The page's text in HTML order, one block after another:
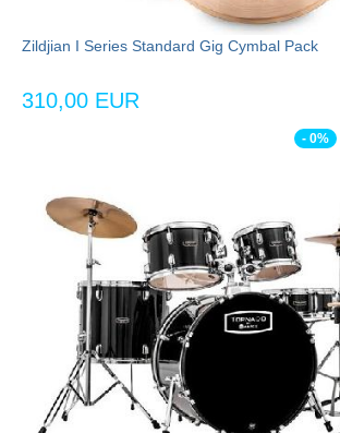
Zildjian I Series Standard Gig Cymbal Pack
310,00 EUR
- 0%